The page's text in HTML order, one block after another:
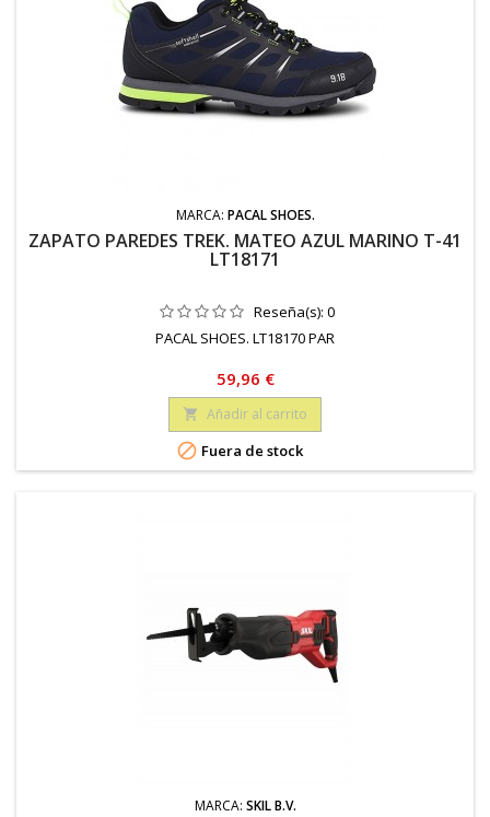
MARCA: PACAL SHOES.
ZAPATO PAREDES TREK. MATEO AZUL MARINO T-41
LT18171
Reseña(s): 0
PACAL SHOES. LT18170 PAR
Precio
59,96 €
 Añadir al carrito
 Fuera de stock
MARCA: SKIL B.V.